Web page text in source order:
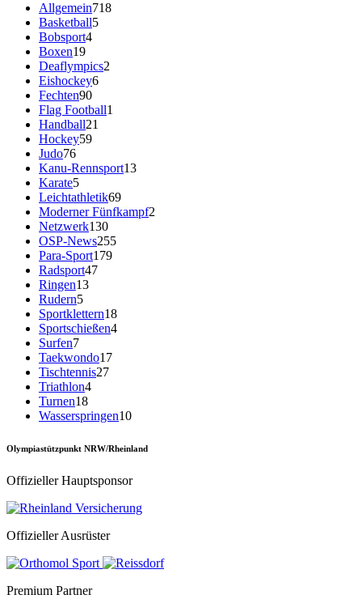
Allgemein718
Basketball5
Bobsport4
Boxen19
Deaflympics2
Eishockey6
Fechten90
Flag Football1
Handball21
Hockey59
Judo76
Kanu-Rennsport13
Karate5
Leichtathletik69
Moderner Fünfkampf2
Netzwerk130
OSP-News255
Para-Sport179
Radsport47
Ringen13
Rudern5
Sportklettern18
Sportschießen4
Surfen7
Taekwondo17
Tischtennis27
Triathlon4
Turnen18
Wasserspringen10
Olympiastützpunkt NRW/Rheinland
Offizieller Hauptsponsor
Offizieller Ausrüster
Premium Partner